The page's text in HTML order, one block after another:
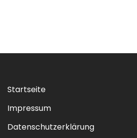
Startseite
Impressum
Datenschutzerklärung